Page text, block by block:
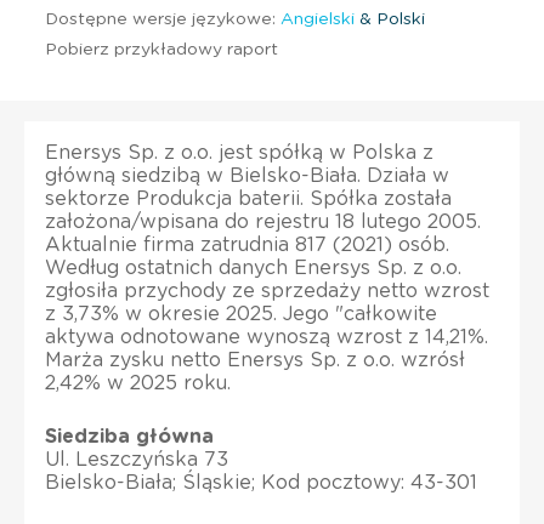
Dostępne wersje językowe: Angielski & Polski
Pobierz przykładowy raport
Enersys Sp. z o.o. jest spółką w Polska z
główną siedzibą w Bielsko-Biała. Działa w
sektorze Produkcja baterii. Spółka została
założona/wpisana do rejestru 18 lutego 2005.
Aktualnie firma zatrudnia 817 (2021) osób.
Według ostatnich danych Enersys Sp. z o.o.
zgłosiła przychody ze sprzedaży netto wzrost
z 3,73% w okresie 2025. Jego "całkowite
aktywa odnotowane wynoszą wzrost z 14,21%.
Marża zysku netto Enersys Sp. z o.o. wzrósł
2,42% w 2025 roku.
Siedziba główna
Ul. Leszczyńska 73
Bielsko-Biała; Śląskie; Kod pocztowy: 43-301